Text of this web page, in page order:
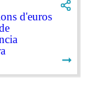
d'euros
➞